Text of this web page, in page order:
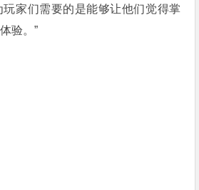
家们需要的是能够让他们觉得掌
验。”